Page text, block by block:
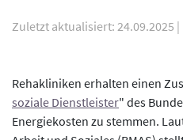
Zuletzt aktualisiert: 24.09.2025 |
Rehakliniken erhalten einen
soziale Dienstleister" des
Energiekosten zu stemmen.